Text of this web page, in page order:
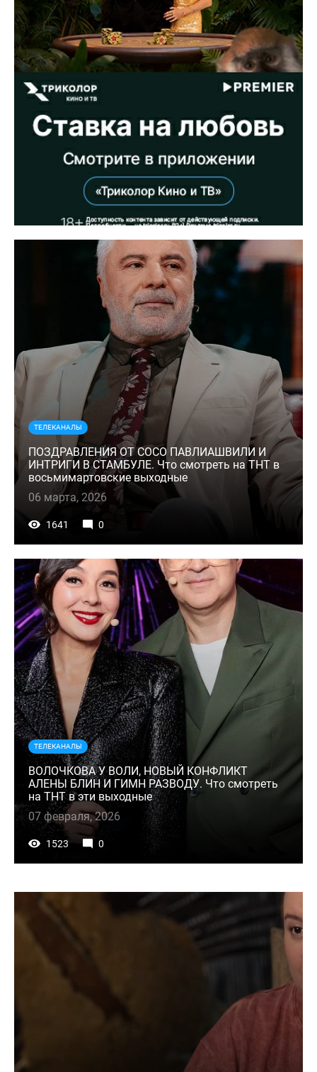
ТЕЛЕКАНАЛЫ
ПОЗДРАВЛЕНИЯ ОТ СОСО ПАВЛИАШВИЛИ И
ИНТРИГИ В СТАМБУЛЕ. Что смотреть на ТНТ в
восьмимартовские выходные
06 марта, 2026
1641 0
ТЕЛЕКАНАЛЫ
ВОЛОЧКОВА У ВОЛИ, НОВЫЙ КОНФЛИКТ
АЛЕНЫ БЛИН И ГИМН РАЗВОДУ. Что смотреть
на ТНТ в эти выходные
07 февраля, 2026
1523 0